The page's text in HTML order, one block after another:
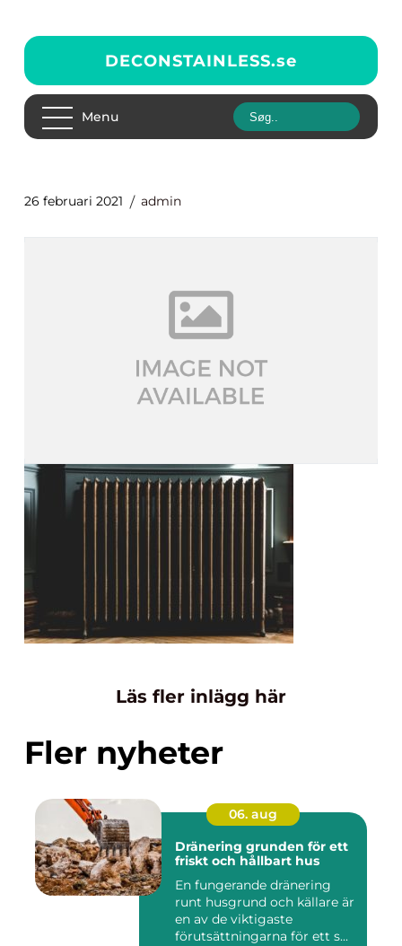
DECONSTAINLESS.se
Menu
26 februari 2021 admin
Läs fler inlägg här
Fler nyheter
06. aug
Dränering grunden för ett
friskt och hållbart hus
En fungerande dränering
runt husgrund och källare är
en av de viktigaste
förutsättningarna för ett s...